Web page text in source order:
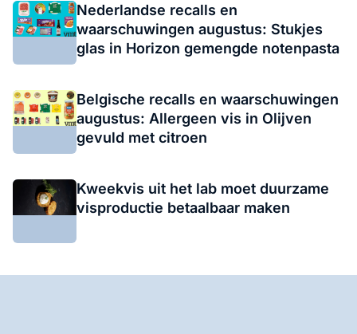
Nederlandse recalls en
waarschuwingen augustus: Stukjes
glas in Horizon gemengde notenpasta
Belgische recalls en waarschuwingen
augustus: Allergeen vis in Olijven
gevuld met citroen
Kweekvis uit het lab moet duurzame
visproductie betaalbaar maken